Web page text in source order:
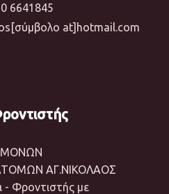
6641845
at]hotmail.com
ΑΓ.ΝΙΚΟΛΑΟΣ
- Φροντιστής με